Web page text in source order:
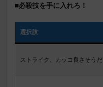
■必殺技を手に入れろ！
選択肢
ストライク、カッコ良さそうだ